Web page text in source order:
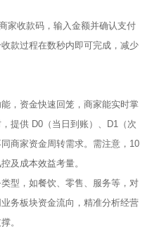
家收款码，输入金额并确认支付
款过程在数秒内即可完成，减少
，资金快速回笼，商家能实时掌
提供 D0（当日到账）、D1（次
商家资金周转需求。需注意，10
及成本效益考量。​
型，如餐饮、零售、服务等，对
务板块资金流向，精准分析经营
。​